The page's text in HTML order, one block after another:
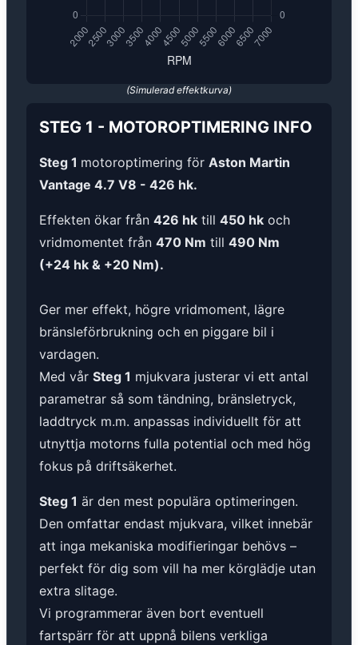
(Simulerad effektkurva)
STEG 1 - MOTOROPTIMERING INFO
Steg 1 motoroptimering för Aston Martin
Vantage 4.7 V8 - 426 hk.
Effekten ökar från 426 hk till 450 hk och
vridmomentet från 470 Nm till 490 Nm
(+24 hk & +20 Nm).
Ger mer effekt, högre vridmoment, lägre
bränsleförbrukning och en piggare bil i
vardagen.
Med vår Steg 1 mjukvara justerar vi ett antal
parametrar så som tändning, bränsletryck,
laddtryck m.m. anpassas individuellt för att
utnyttja motorns fulla potential och med hög
fokus på driftsäkerhet.
Steg 1 är den mest populära optimeringen.
Den omfattar endast mjukvara, vilket innebär
att inga mekaniska modifieringar behövs –
perfekt för dig som vill ha mer körglädje utan
extra slitage.
Vi programmerar även bort eventuell
fartspärr för att uppnå bilens verkliga